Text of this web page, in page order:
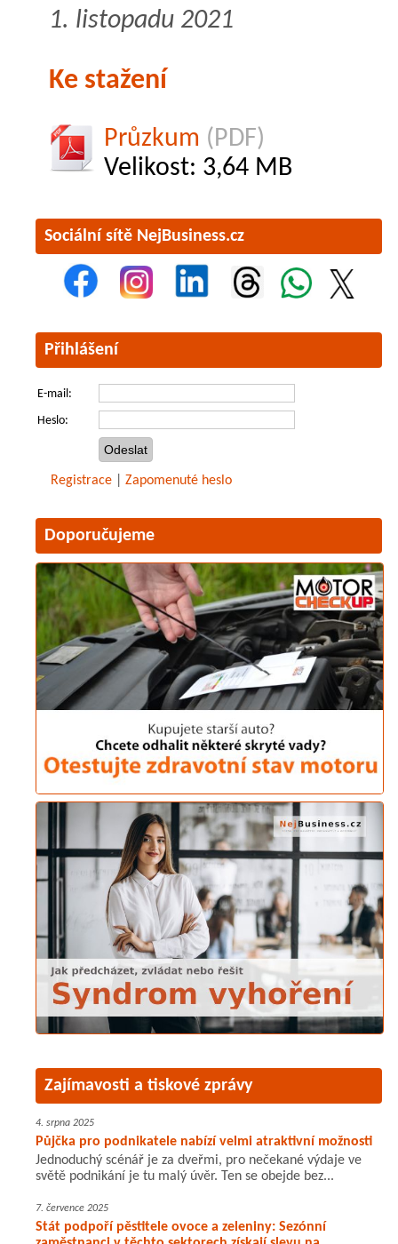
1. listopadu 2021
Ke stažení
Průzkum (PDF)
Velikost: 3,64 MB
Sociální sítě NejBusiness.cz
Přihlášení
E-mail:
Heslo:
Registrace Zapomenuté heslo
Doporučujeme
Zajímavosti a tiskové zprávy
4. srpna 2025
Půjčka pro podnikatele nabízí velmi atraktivní možnosti
Jednoduchý scénář je za dveřmi, pro nečekané výdaje ve
světě podnikání je tu malý úvěr. Ten se obejde bez...
7. července 2025
Stát podpoří pěstitele ovoce a zeleniny: Sezónní